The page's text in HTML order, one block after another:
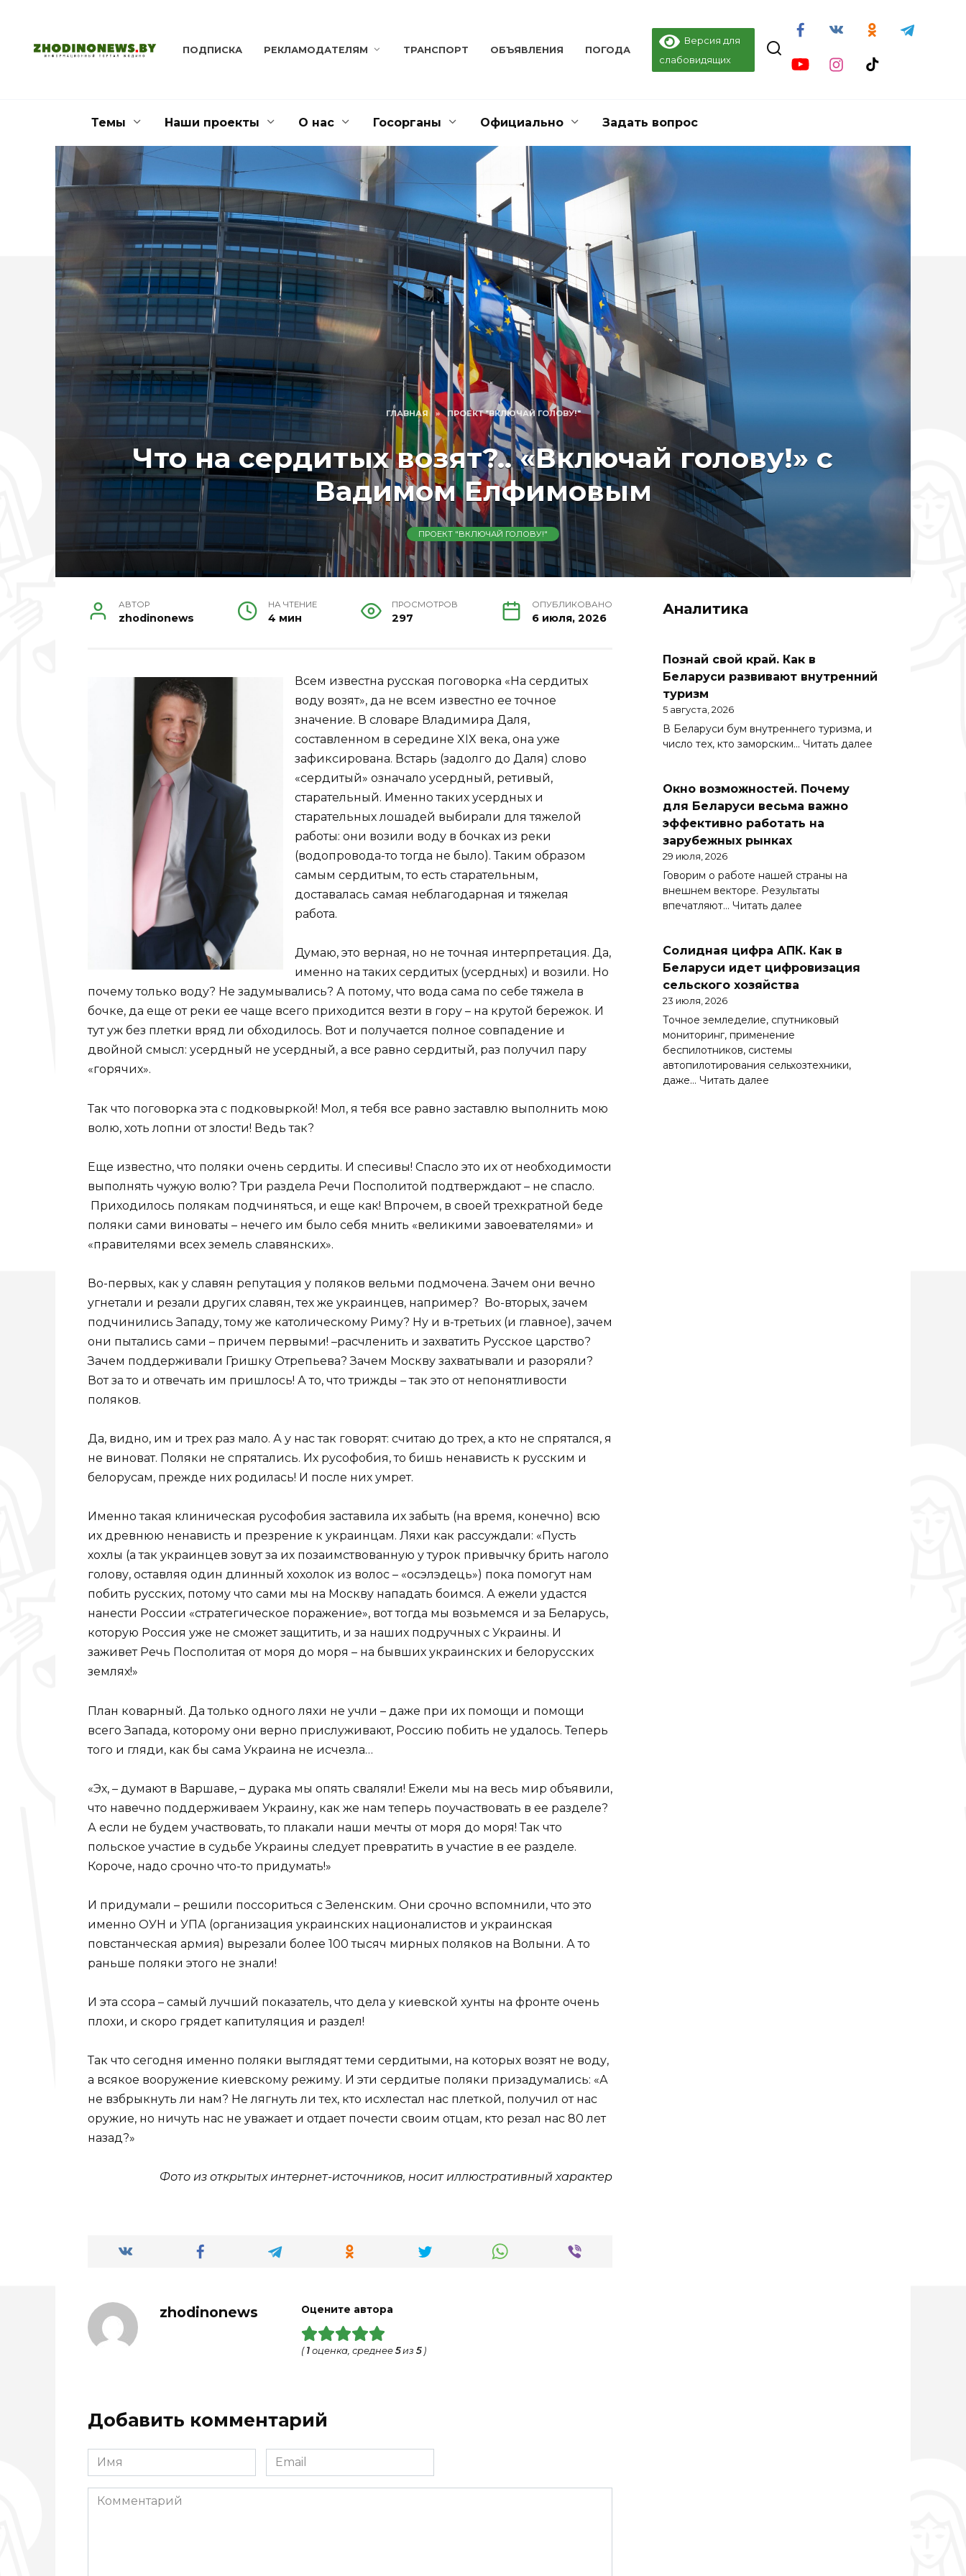
содержанию
ПОДПИСКА РЕКЛАМОДАТЕЛЯМ ТРАНСПОРТ ОБЪЯВЛЕНИЯ ПОГОДА
Версия для
слабовидящих
Темы Наши проекты О нас Госорганы Официально Задать вопрос
ГЛАВНАЯ » ПРОЕКТ "ВКЛЮЧАЙ ГОЛОВУ!"
Что на сердитых возят?.. «Включай голову!» с
Вадимом Елфимовым
ПРОЕКТ "ВКЛЮЧАЙ ГОЛОВУ!"
АВТОР
zhodinonews
НА ЧТЕНИЕ
4 мин
ПРОСМОТРОВ
297
ОПУБЛИКОВАНО
6 июля, 2026
Всем известна русская поговорка «На сердитых
воду возят», да не всем известно ее точное
значение. В словаре Владимира Даля,
составленном в середине XIX века, она уже
зафиксирована. Встарь (задолго до Даля) слово
«сердитый» означало усердный, ретивый,
старательный. Именно таких усердных и
старательных лошадей выбирали для тяжелой
работы: они возили воду в бочках из реки
(водопровода-то тогда не было). Таким образом
самым сердитым, то есть старательным,
доставалась самая неблагодарная и тяжелая
работа.
Думаю, это верная, но не точная интерпретация. Да,
именно на таких сердитых (усердных) и возили. Но
почему только воду? Не задумывались? А потому, что вода сама по себе тяжела в
бочке, да еще от реки ее чаще всего приходится везти в гору – на крутой бережок. И
тут уж без плетки вряд ли обходилось. Вот и получается полное совпадение и
двойной смысл: усердный не усердный, а все равно сердитый, раз получил пару
«горячих».
Так что поговорка эта с подковыркой! Мол, я тебя все равно заставлю выполнить мою
волю, хоть лопни от злости! Ведь так?
Еще известно, что поляки очень сердиты. И спесивы! Спасло это их от необходимости
выполнять чужую волю? Три раздела Речи Посполитой подтверждают – не спасло.
Приходилось полякам подчиняться, и еще как! Впрочем, в своей трехкратной беде
поляки сами виноваты – нечего им было себя мнить «великими завоевателями» и
«правителями всех земель славянских».
Во-первых, как у славян репутация у поляков вельми подмочена. Зачем они вечно
угнетали и резали других славян, тех же украинцев, например? Во-вторых, зачем
подчинились Западу, тому же католическому Риму? Ну и в-третьих (и главное), зачем
они пытались сами – причем первыми! –расчленить и захватить Русское царство?
Зачем поддерживали Гришку Отрепьева? Зачем Москву захватывали и разоряли?
Вот за то и отвечать им пришлось! А то, что трижды – так это от непонятливости
поляков.
Да, видно, им и трех раз мало. А у нас так говорят: считаю до трех, а кто не спрятался, я
не виноват. Поляки не спрятались. Их русофобия, то бишь ненависть к русским и
белорусам, прежде них родилась! И после них умрет.
Именно такая клиническая русофобия заставила их забыть (на время, конечно) всю
их древнюю ненависть и презрение к украинцам. Ляхи как рассуждали: «Пусть
хохлы (а так украинцев зовут за их позаимствованную у турок привычку брить наголо
голову, оставляя один длинный хохолок из волос – «осэлэдець») пока помогут нам
побить русских, потому что сами мы на Москву нападать боимся. А ежели удастся
нанести России «стратегическое поражение», вот тогда мы возьмемся и за Беларусь,
которую Россия уже не сможет защитить, и за наших подручных с Украины. И
заживет Речь Посполитая от моря до моря – на бывших украинских и белорусских
землях!»
План коварный. Да только одного ляхи не учли – даже при их помощи и помощи
всего Запада, которому они верно прислуживают, Россию побить не удалось. Теперь
того и гляди, как бы сама Украина не исчезла…
«Эх, – думают в Варшаве, – дурака мы опять сваляли! Ежели мы на весь мир объявили,
что навечно поддерживаем Украину, как же нам теперь поучаствовать в ее разделе?
А если не будем участвовать, то плакали наши мечты от моря до моря! Так что
польское участие в судьбе Украины следует превратить в участие в ее разделе.
Короче, надо срочно что-то придумать!»
И придумали – решили поссориться с Зеленским. Они срочно вспомнили, что это
именно ОУН и УПА (организация украинских националистов и украинская
повстанческая армия) вырезали более 100 тысяч мирных поляков на Волыни. А то
раньше поляки этого не знали!
И эта ссора – самый лучший показатель, что дела у киевской хунты на фронте очень
плохи, и скоро грядет капитуляция и раздел!
Так что сегодня именно поляки выглядят теми сердитыми, на которых возят не воду,
а всякое вооружение киевскому режиму. И эти сердитые поляки призадумались: «А
не взбрыкнуть ли нам? Не лягнуть ли тех, кто исхлестал нас плеткой, получил от нас
оружие, но ничуть нас не уважает и отдает почести своим отцам, кто резал нас 80 лет
назад?»
Фото из открытых интернет-источников, носит иллюстративный характер
zhodinonews Оцените автора
( 1 оценка, среднее 5из 5)
Добавить комментарий
Имя
*
Email
*
Комментарий
Аналитика
Познай свой край. Как в
Беларуси развивают внутренний
туризм
5 августа, 2026
В Беларуси бум внутреннего туризма, и
число тех, кто заморским… Читать далее
Окно возможностей. Почему
для Беларуси весьма важно
эффективно работать на
зарубежных рынках
29 июля, 2026
Говорим о работе нашей страны на
внешнем векторе. Результаты
впечатляют… Читать далее
Почему
для
эффективно
зарубежных
Солидная цифра АПК. Как в
Беларуси идет цифровизация
сельского хозяйства
23 июля, 2026
Точное земледелие, спутниковый
мониторинг, применение
беспилотников, системы
автопилотирования сельхозтехники,
даже… Читать далее